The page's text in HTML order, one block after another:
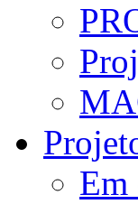
Em